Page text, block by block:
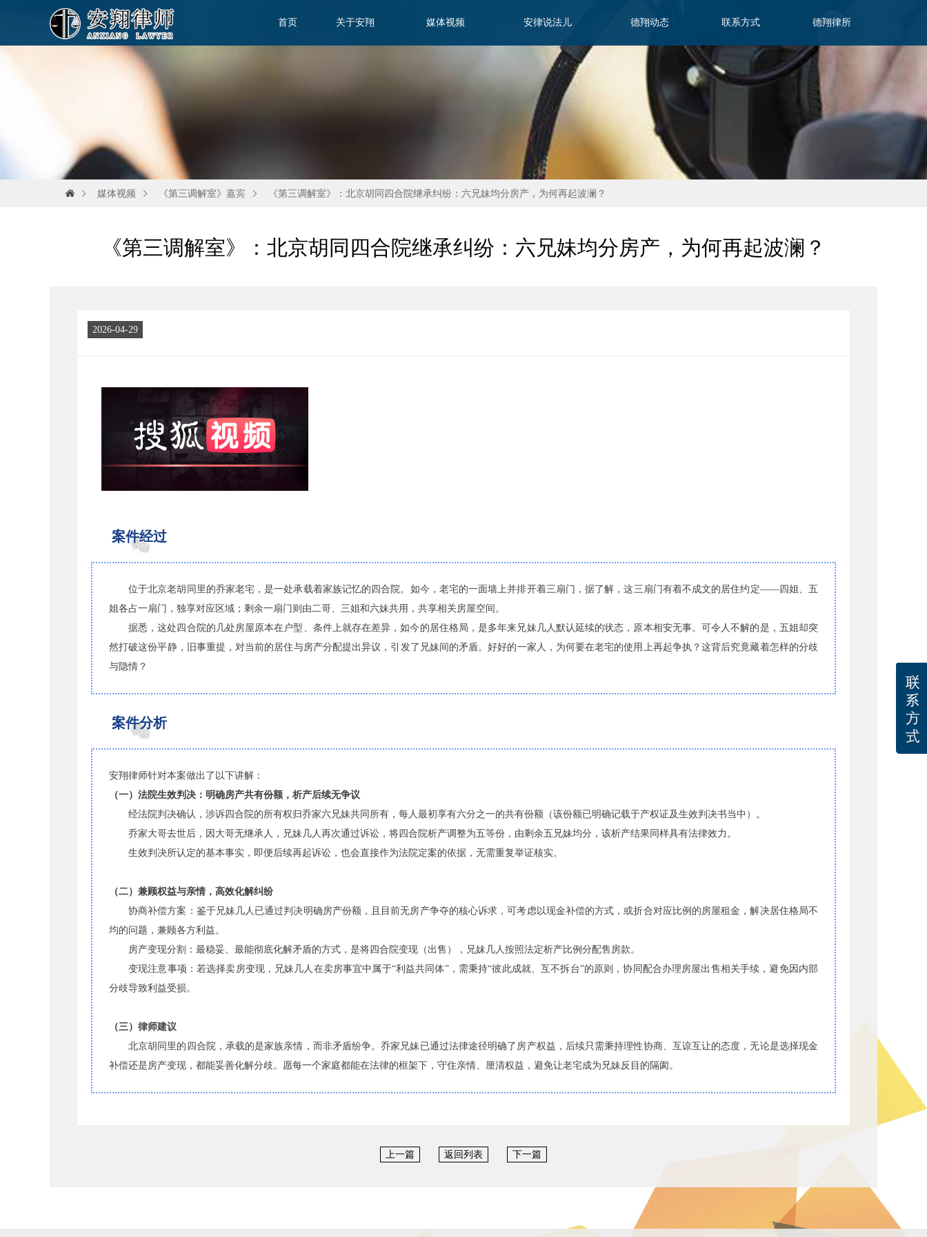
首页 关于安翔 媒体视频 安律说法儿 德翔动态 联系方式 德翔律所
媒体视频 《第三调解室》嘉宾 《第三调解室》：北京胡同四合院继承纠纷：六兄妹均分房产，为何再起波澜？
《第三调解室》：北京胡同四合院继承纠纷：六兄妹均分房产，为何再起波澜？
2026-04-29
案件经过
位于北京老胡同里的乔家老宅，是一处承载着家族记忆的四合院。如今，老宅的一面墙上并排开着三扇门，据了解，这三扇门有着不成文的居住约定——四姐、五
姐各占一扇门，独享对应区域；剩余一扇门则由二哥、三姐和六妹共用，共享相关房屋空间。
据悉，这处四合院的几处房屋原本在户型、条件上就存在差异，如今的居住格局，是多年来兄妹几人默认延续的状态，原本相安无事。可令人不解的是，五姐却突
然打破这份平静，旧事重提，对当前的居住与房产分配提出异议，引发了兄妹间的矛盾。好好的一家人，为何要在老宅的使用上再起争执？这背后究竟藏着怎样的分歧
与隐情？
案件分析
安翔律师针对本案做出了以下讲解：
（一）法院生效判决：明确房产共有份额，析产后续无争议
经法院判决确认，涉诉四合院的所有权归乔家六兄妹共同所有，每人最初享有六分之一的共有份额（该份额已明确记载于产权证及生效判决书当中）。
乔家大哥去世后，因大哥无继承人，兄妹几人再次通过诉讼，将四合院析产调整为五等份，由剩余五兄妹均分，该析产结果同样具有法律效力。
生效判决所认定的基本事实，即便后续再起诉讼，也会直接作为法院定案的依据，无需重复举证核实。
（二）兼顾权益与亲情，高效化解纠纷
协商补偿方案：鉴于兄妹几人已通过判决明确房产份额，且目前无房产争夺的核心诉求，可考虑以现金补偿的方式，或折合对应比例的房屋租金，解决居住格局不
均的问题，兼顾各方利益。
房产变现分割：最稳妥、最能彻底化解矛盾的方式，是将四合院变现（出售），兄妹几人按照法定析产比例分配售房款。
变现注意事项：若选择卖房变现，兄妹几人在卖房事宜中属于“利益共同体”，需秉持“彼此成就、互不拆台”的原则，协同配合办理房屋出售相关手续，避免因内部
分歧导致利益受损。
（三）律师建议
北京胡同里的四合院，承载的是家族亲情，而非矛盾纷争。乔家兄妹已通过法律途径明确了房产权益，后续只需秉持理性协商、互谅互让的态度，无论是选择现金
补偿还是房产变现，都能妥善化解分歧。愿每一个家庭都能在法律的框架下，守住亲情、厘清权益，避免让老宅成为兄妹反目的隔阂。
上一篇 返回列表 下一篇